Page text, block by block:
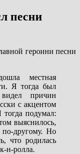
песни
героини песни
местная
Я тогда был
причин
с акцентом
подумал:
выяснилось,
другому. Но
что родилась
н-ролла.